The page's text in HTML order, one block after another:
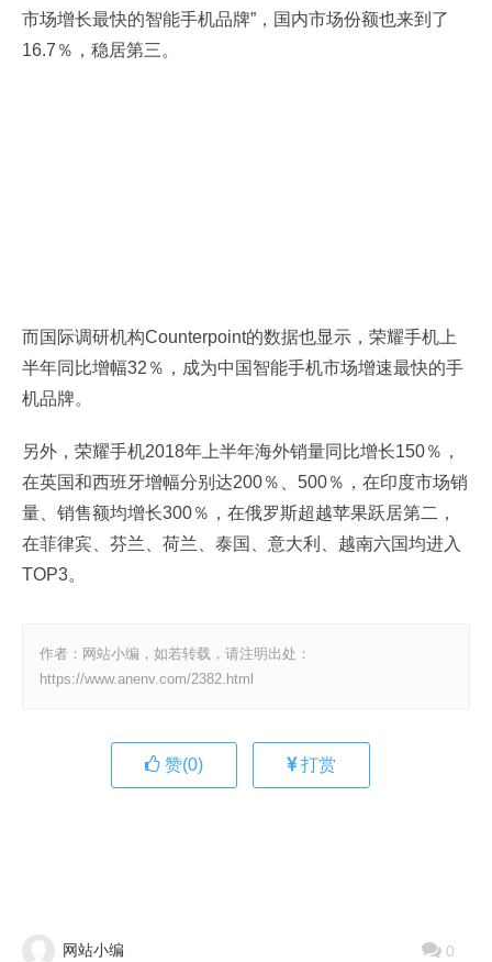
市场增长最快的智能手机品牌”，国内市场份额也来到了
16.7％，稳居第三。
而国际调研机构Counterpoint的数据也显示，荣耀手机上
半年同比增幅32％，成为中国智能手机市场增速最快的手
机品牌。
另外，荣耀手机2018年上半年海外销量同比增长150％，
在英国和西班牙增幅分别达200％、500％，在印度市场销
量、销售额均增长300％，在俄罗斯超越苹果跃居第二，
在菲律宾、芬兰、荷兰、泰国、意大利、越南六国均进入
TOP3。
作者：网站小编，如若转载，请注明出处：
https://www.anenv.com/2382.html
赞(0) 打赏
网站小编 0